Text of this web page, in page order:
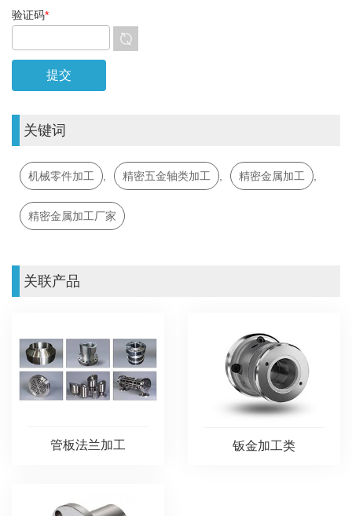
验证码*
关键词
机械零件加工 精密五金轴类加工 精密金属加工
精密金属加工厂家
关联产品
管板法兰加工 钣金加工类